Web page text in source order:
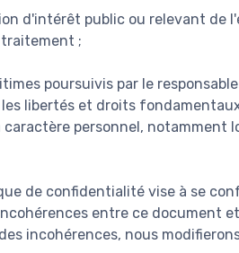
d'intérêt public ou relevant de
;
poursuivis par le
libertés et droits
personnel, notamment
de confidentialité vise à se
entre ce document et
incohérences, nous